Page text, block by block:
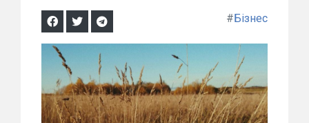
#Бізнес